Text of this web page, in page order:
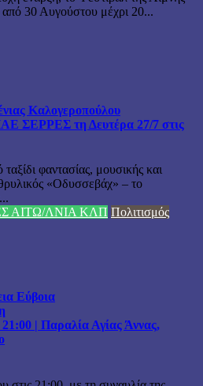
από 30 Αυγούστου μέχρι 20...
Καλογεροπούλου
ΣΕΡΡΕΣ τη Δευτέρα 27/7 στις
φαντασίας, μουσικής και
«Οδυσσεβάχ» – το
ΑΙΤΩ/ΛΝΙΑ ΚΛΠ Πολιτισμός
Εύβοια
21:00 | Παραλία Αγίας Άννας,